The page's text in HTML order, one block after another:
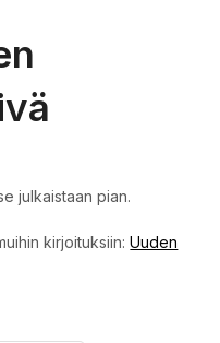
julkaistaan pian.
kirjoituksiin:Uuden